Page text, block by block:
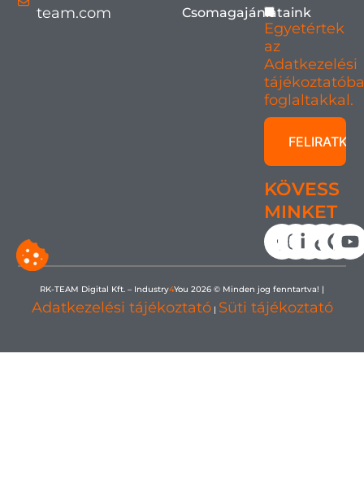
team.com
Csomagajánlataink
Egyetértek
az
Adatkezelési
foglaltakkal.
KÖVESS
MINKET
RK-TEAM Digital Kft. – Industry4You 2026 © Minden jog fenntartva! |
Adatkezelési tájékoztató| Süti tájékoztató